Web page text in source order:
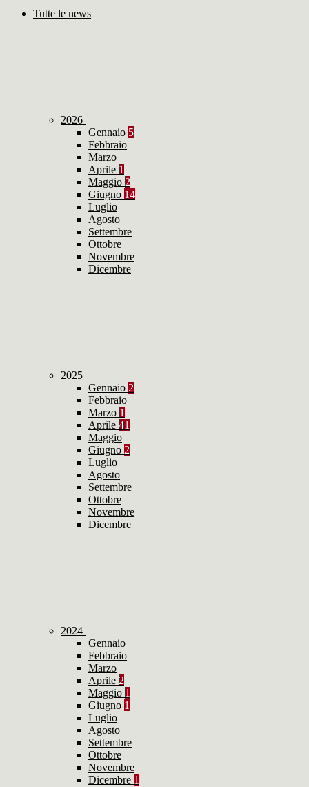
Tutte le news
2026
Gennaio 5
Febbraio
Marzo
Aprile 1
Maggio 2
Giugno 14
Luglio
Agosto
Settembre
Ottobre
Novembre
Dicembre
2025
Gennaio 2
Febbraio
Marzo 1
Aprile 41
Maggio
Giugno 2
Luglio
Agosto
Settembre
Ottobre
Novembre
Dicembre
2024
Gennaio
Febbraio
Marzo
Aprile 2
Maggio 1
Giugno 1
Luglio
Agosto
Settembre
Ottobre
Novembre
Dicembre 1